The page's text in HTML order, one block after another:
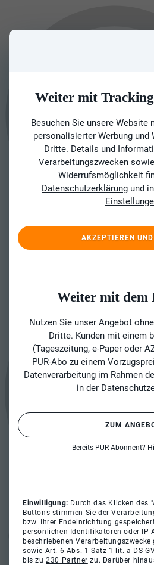
Weiter mit
Besuchen Sie unsere Website
personalisierter Werbung und
Dritte. Details und
Verarbeitungszwecken
Widerrufsmöglichkeit
Datenschutzerklärung und
AKZEPTIEREN
Weiter mit dem
Nutzen Sie unser Angebot
Dritte. Kunden mit einem
(Tageszeitung, e-Paper oder
PUR-Abo zu einem
Datenverarbeitung im Rahmen
in der
ZUM
Bereits PUR-Abonnent?
Einwilligung: Durch das Klicken des
Buttons stimmen Sie der
bzw. Ihrer Endeinrichtung
persönlichen Identifikatoren oder IP-
beschriebenen Verarbeitungszwecke
sowie Art. 6 Abs. 1 Satz 1 lit. a DS-
bis zu230 Partner zu. Darüber